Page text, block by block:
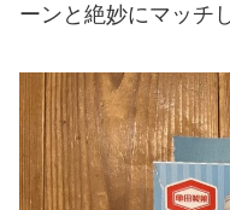
ーンと絶妙にマッチ